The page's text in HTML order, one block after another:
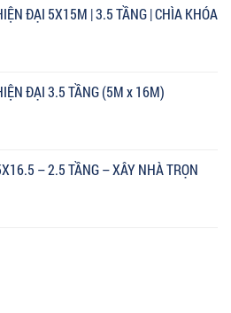
ĐẠI 5X15M | 3.5 TẦNG | CHÌA KHÓA
ĐẠI 3.5 TẦNG (5M x 16M)
– 2.5 TẦNG – XÂY NHÀ TRỌN